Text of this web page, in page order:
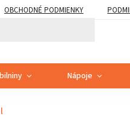
OBCHODNÉ PODMIENKY
Nápoje